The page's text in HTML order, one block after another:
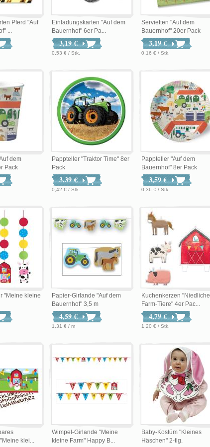
Pferd "Auf
...
Einladungskarten "Auf dem
Bauernhof" 6er Pa...
3,19 €
0,53 € / Stk.
Servietten "Auf dem
Bauernhof" 20er Pack
3,19 €
0,16 € / Stk.
dem
Pack
Pappteller "Traktor Time" 8er
Pack
3,39 €
0,42 € / Stk.
Pappteller "Auf dem
Bauernhof" 8er Pack
3,59 €
0,36 € / Stk.
"Meine kleine
Papier-Girlande "Auf dem
Bauernhof" 3,5 m
4,59 €
1,31 € / m
Kuchenkerzen "Niedliche
Farm-Tiere" 4er Pac...
4,79 €
1,20 € / Stk.
klei...
Wimpel-Girlande "Meine
kleine Farm" Happy B...
Baby-Kostüm "Kleines
Häschen" 2-tlg.